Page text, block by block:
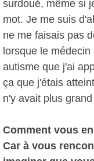
surdoué, même si
mot. Je me suis
ne me faisais pas
lorsque le
autisme que j'ai
ça que j'étais
n'y avait plus
Comment vous
Car à vous